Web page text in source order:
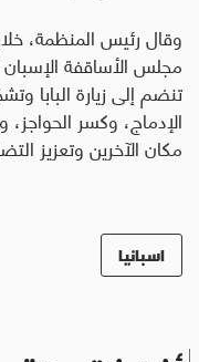
وقال رئيس المنظمة،
مجلس الأساقفة
تنضم إلى زيارة البابا
الإدماج، وكسر
مكان الآخرين وتعزيز
اسبانيا